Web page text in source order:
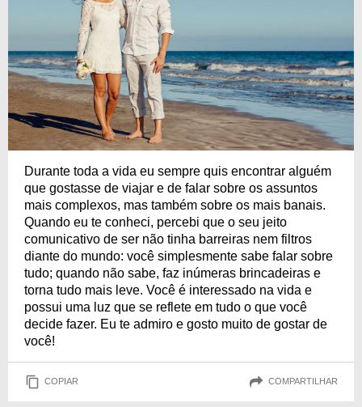
Durante toda a vida eu sempre quis encontrar alguém
que gostasse de viajar e de falar sobre os assuntos
mais complexos, mas também sobre os mais banais.
Quando eu te conheci, percebi que o seu jeito
comunicativo de ser não tinha barreiras nem filtros
diante do mundo: você simplesmente sabe falar sobre
tudo; quando não sabe, faz inúmeras brincadeiras e
torna tudo mais leve. Você é interessado na vida e
possui uma luz que se reflete em tudo o que você
decide fazer. Eu te admiro e gosto muito de gostar de
você!
COPIAR COMPARTILHAR